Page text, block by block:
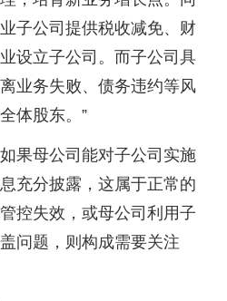
子公司提供税收减免、财
设立子公司。而子公司具
业务失败、债务违约等风
体股东。”
果母公司能对子公司实施
充分披露，这属于正常的
控失效，或母公司利用子
问题，则构成需要关注